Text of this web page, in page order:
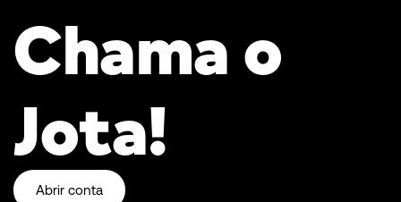
Chama o
Jota!
Abrir conta